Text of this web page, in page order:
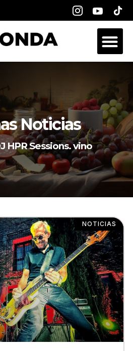
Noticias
HPR Sessions. vino
NOTICIAS